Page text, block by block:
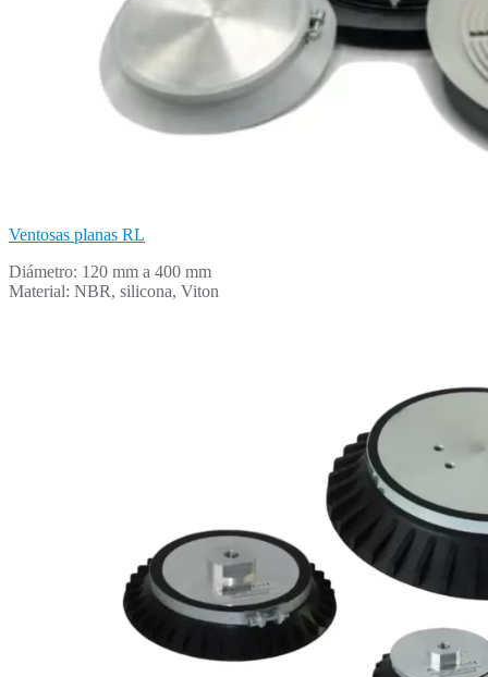
Ventosas planas RL
Diámetro: 120 mm a 400 mm
Material: NBR, silicona, Viton